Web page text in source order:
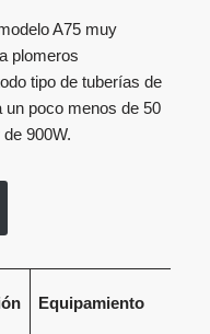
A75 muy
plomeros
tipo de tuberías de
un poco menos de 50
900W.
Equipamiento